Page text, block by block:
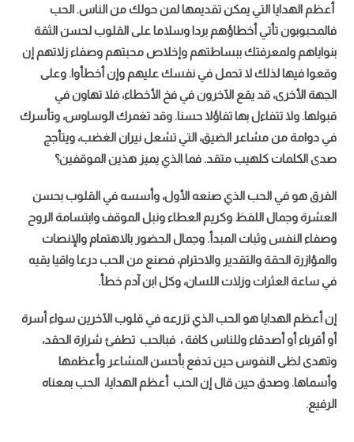
أعظم الهدايا التي يمكن تقديمها لمن حولك من الناس. الحب
فالمحبوبون تأتي أخطاؤهم بردا وسلاما على القلوب لحسن الثقة
بنواياهم ولمعرفتك ببساطتهم وإخلاص محبتهم وصفاء زلاتهم إن
وقعوا فيها لذلك لا تحمل في نفسك عليهم وإن أخطأوا.وعلى
الجهة الأخرى، قد يقع الآخرون في فخ الأخطاء، فلا تهاون في
قبولها. ولا تتفاءل بها تفاؤلا حسنا. وقد تغمرك الوساوس، وتأسرك
في دوامة من مشاعر الضيق، التي تشعل نيران الغضب، ويتأجج
صدى الكلمات كلهيب متقد. فما الذي يميز هذين الموقفين؟
الفرق هو في الحب الذي صنعه الأول، وأسسه في القلوب بحسن
العشرة وجمال اللفظ وكريم العطاء ونبل الموقف وابتسامة الروح
وصفاء النفس وثبات المبدأ. وجمال الحضور بالاهتمام والإنصات
والمؤازرة الحقة والتقدير والاحترام، فصنع من الحب درعا واقيا يقيه
في ساعة العثرات وزلات اللسان، وكل ابن آدم خطأ.
إن أعظم الهدايا هو الحب الذي تزرعه في قلوب الآخرين سواء أسرة
أو أقرباء أو أصدقاء وللناس كافة ، فبالحب تطفئ شرارة الحقد،
وتهدى لظى النفوس حين تدفع بأحسن المشاعر وأعظمها
وأسماها. وصدق حين قال إن الحب أعظم الهدايا، الحب بمعناه
الرفيع.